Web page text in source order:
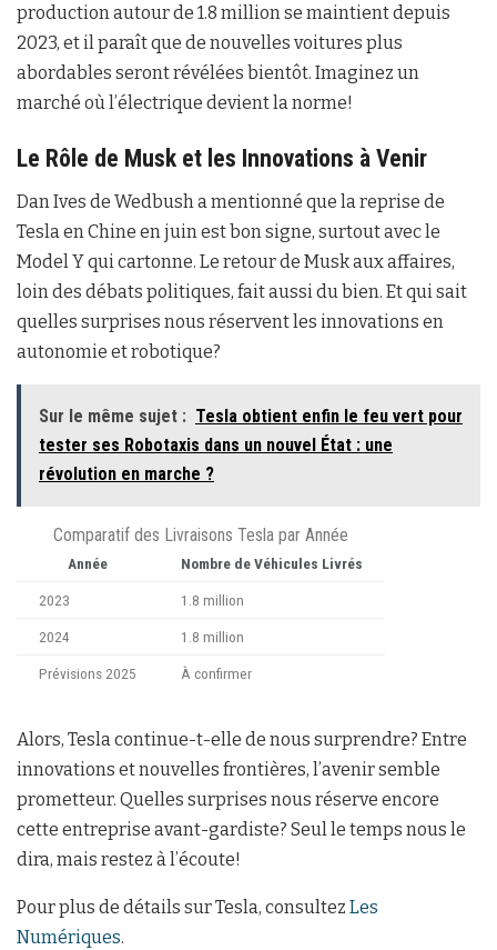
production autour de 1.8 million se maintient depuis
2023, et il paraît que de nouvelles voitures plus
abordables seront révélées bientôt. Imaginez un
marché où l’électrique devient la norme!
Le Rôle de Musk et les Innovations à Venir
Dan Ives de Wedbush a mentionné que la reprise de
Tesla en Chine en juin est bon signe, surtout avec le
Model Y qui cartonne. Le retour de Musk aux affaires,
loin des débats politiques, fait aussi du bien. Et qui sait
quelles surprises nous réservent les innovations en
autonomie et robotique?
Sur le même sujet : Tesla obtient enfin le feu vert pour
tester ses Robotaxis dans un nouvel État : une
révolution en marche ?
Comparatif des Livraisons Tesla par Année
Année Nombre de Véhicules Livrés
2023 1.8 million
2024 1.8 million
Prévisions 2025 À confirmer
Alors, Tesla continue-t-elle de nous surprendre? Entre
innovations et nouvelles frontières, l’avenir semble
prometteur. Quelles surprises nous réserve encore
cette entreprise avant-gardiste? Seul le temps nous le
dira, mais restez à l’écoute!
Pour plus de détails sur Tesla, consultez Les
Numériques.